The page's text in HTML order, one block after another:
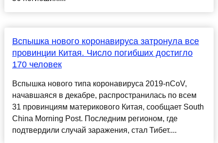
Вспышка нового коронавируса затронула все
провинции Китая. Число погибших достигло
170 человек
Вспышка нового типа коронавируса 2019-nCoV,
начавшаяся в декабре, распространилась по всем
31 провинциям материкового Китая, сообщает South
China Morning Post. Последним регионом, где
подтвердили случай заражения, стал Тибет....